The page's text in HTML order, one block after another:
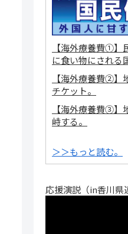
【海外療養費①】
に食い物にされる
【海外療養費②】
チケット。
【海外療養費③】
峙する。
＞＞もっと読む。
応援演説（in香川県